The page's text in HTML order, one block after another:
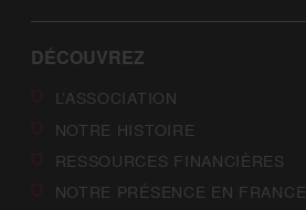
DÉCOUVREZ
L’ASSOCIATION
NOTRE HISTOIRE
RESSOURCES FINANCIÈRES
NOTRE PRÉSENCE EN FRANCE